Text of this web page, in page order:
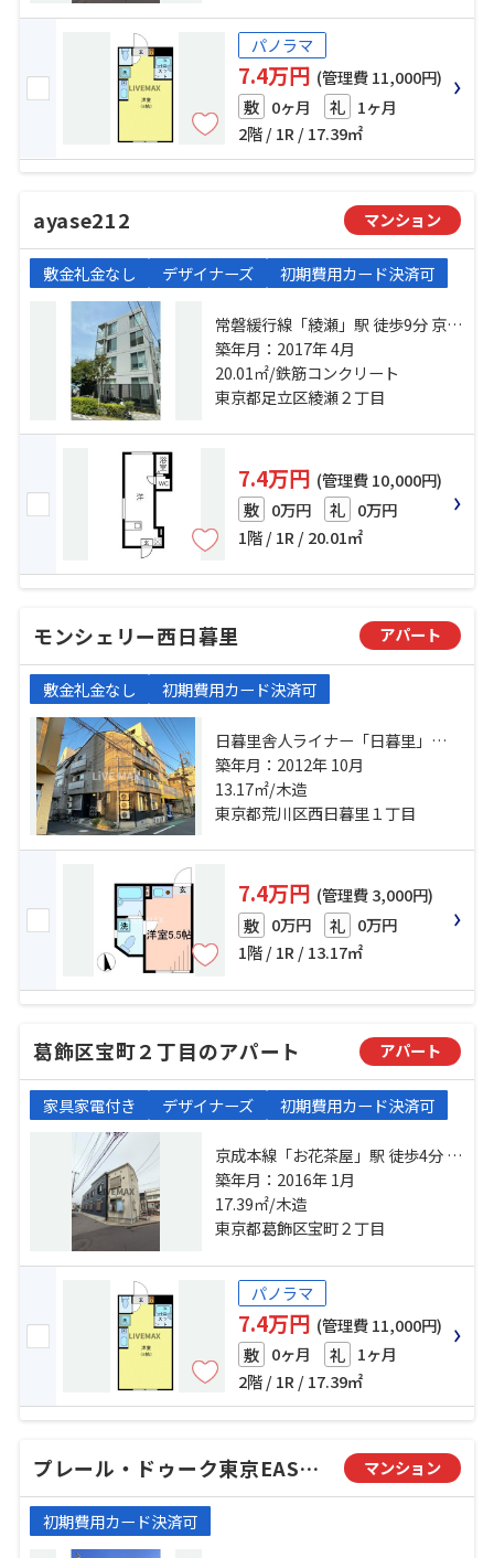
パノラマ
7.4万円 (管理費 11,000円)
敷 0ヶ月 礼 1ヶ月
2階 / 1R / 17.39㎡
ayase212 マンション
敷金礼金なし デザイナーズ 初期費用カード決済可
常磐緩行線「綾瀬」駅 徒歩9分 京成
本線「堀切菖蒲園」駅 徒歩17分 東
武伊勢崎線「小菅」駅 徒歩22分
築年月：2017年 4月
20.01㎡/鉄筋コンクリート
東京都足立区綾瀬２丁目
7.4万円 (管理費 10,000円)
敷 0万円 礼 0万円
1階 / 1R / 20.01㎡
モンシェリー西日暮里 アパート
敷金礼金なし 初期費用カード決済可
日暮里舎人ライナー「日暮里」
駅 徒歩7分 山手線「西日暮里」
駅 徒歩7分 常磐線「三河島」駅 徒
歩7分
築年月：2012年 10月
13.17㎡/木造
東京都荒川区西日暮里１丁目
7.4万円 (管理費 3,000円)
敷 0万円 礼 0万円
1階 / 1R / 13.17㎡
葛飾区宝町２丁目のアパート アパート
家具家電付き デザイナーズ 初期費用カード決済可
京成本線「お花茶屋」駅 徒歩4分 京
成本線「堀切菖蒲園」駅 徒歩12分
京成押上線「京成立石」駅 徒歩24
分
築年月：2016年 1月
17.39㎡/木造
東京都葛飾区宝町２丁目
パノラマ
7.4万円 (管理費 11,000円)
敷 0ヶ月 礼 1ヶ月
2階 / 1R / 17.39㎡
プレール・ドゥーク東京EAST Ⅳ RiverSide マンション
初期費用カード決済可